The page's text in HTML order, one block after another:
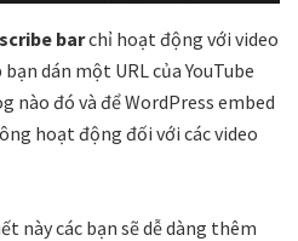
barchỉ hoạt động với video
dán một URL của YouTube
nào đó và để WordPress embed
hoạt động đối với các video
này các bạn sẽ dễ dàng thêm